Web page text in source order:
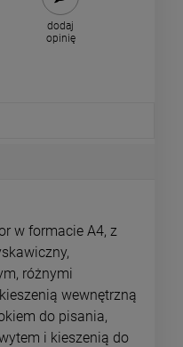
dodaj
opinię
w formacie A4, z
różnymi
wewnętrzną
do pisania,
i kieszenią do